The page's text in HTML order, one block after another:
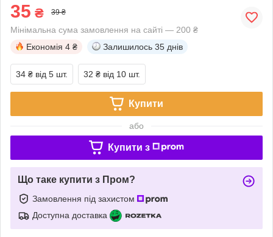
35 ₴ 39 ₴
Мінімальна сума замовлення на сайті — 200 ₴
Економія 4 ₴ Залишилось 35 днів
34 ₴ від 5 шт. 32 ₴ від 10 шт.
Купити
або
Купити з
Що таке купити з Пром?
Замовлення під захистом
Доступна доставка